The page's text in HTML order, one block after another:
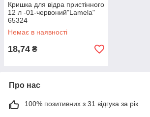
Кришка для відра пристінного
12 л -01-червоний"Lamela"
65324
Немає в наявності
18,74 ₴
Про нас
100% позитивних з 31 відгука за рік